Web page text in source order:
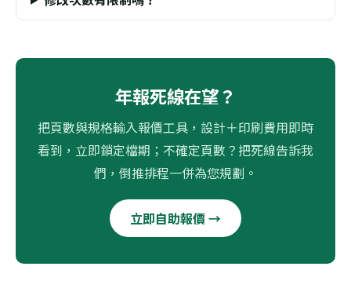
年報死線在望？
把頁數與規格輸入報價工具，設計＋印刷費用即時
看到，立即鎖定檔期；不確定頁數？把死線告訴我
們，倒推排程一併為您規劃。
立即自助報價 →